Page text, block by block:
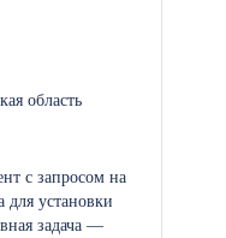
область
с запросом на
для установки
задача —